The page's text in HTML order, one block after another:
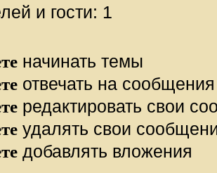
и гости: 1
начинать темы
отвечать на сообщения
редактировать свои
удалять свои
добавлять вложения